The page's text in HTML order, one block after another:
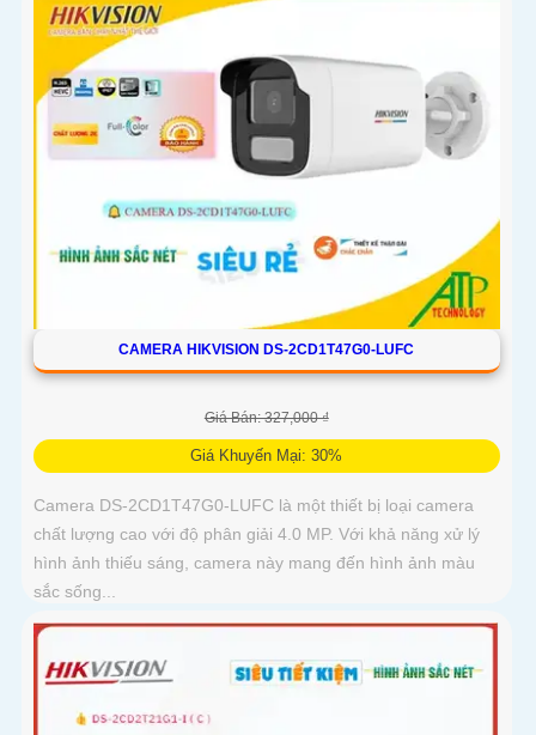
CAMERA HIKVISION DS-2CD1T47G0-LUFC
Giá Bán: 327,000 ₫
Giá Khuyến Mại: 30%
Camera DS-2CD1T47G0-LUFC là một thiết bị loại camera
chất lượng cao với độ phân giải 4.0 MP. Với khả năng xử lý
hình ảnh thiếu sáng, camera này mang đến hình ảnh màu
sắc sống...